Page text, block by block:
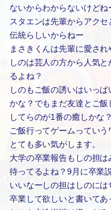
ないからわからないけどね
スタエンは先輩からアクセ
伝統らしいからねー
まさきくんは先輩に愛され
しのは芸人の方から人気と
るよね？
しのもご飯の誘いはいっぱ
かな？でもまだ友達とご飯
してらのが1番の癒しかな？
ご飯行ってゲームっていう
とても多い気がします。
大学の卒業報告もしの担は
待ってるよね？9月に卒業
いいなーしの担はしのには
卒業して欲しいと書いてあ